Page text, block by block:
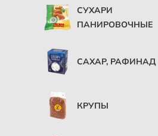
СУХАРИ
ПАНИРОВОЧНЫЕ
САХАР, РАФИНАД
КРУПЫ